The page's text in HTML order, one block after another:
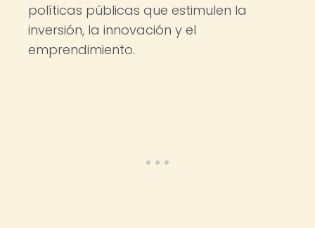
políticas públicas que estimulen la
inversión, la innovación y el
emprendimiento.